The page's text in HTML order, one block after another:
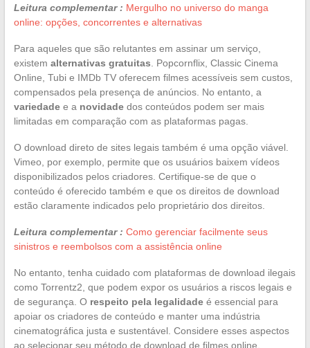
Leitura complementar : Mergulho no universo do manga
online: opções, concorrentes e alternativas
Para aqueles que são relutantes em assinar um serviço,
existem alternativas gratuitas . Popcornflix, Classic Cinema
Online, Tubi e IMDb TV oferecem filmes acessíveis sem custos,
compensados pela presença de anúncios. No entanto, a
variedadee a novidadedos conteúdos podem ser mais
limitadas em comparação com as plataformas pagas.
O download direto de sites legais também é uma opção viável.
Vimeo, por exemplo, permite que os usuários baixem vídeos
disponibilizados pelos criadores. Certifique-se de que o
conteúdo é oferecido também e que os direitos de download
estão claramente indicados pelo proprietário dos direitos.
Leitura complementar : Como gerenciar facilmente seus
sinistros e reembolsos com a assistência online
No entanto, tenha cuidado com plataformas de download ilegais
como Torrentz2, que podem expor os usuários a riscos legais e
de segurança. O respeito pela legalidadeé essencial para
apoiar os criadores de conteúdo e manter uma indústria
cinematográfica justa e sustentável. Considere esses aspectos
ao selecionar seu método de download de filmes online.